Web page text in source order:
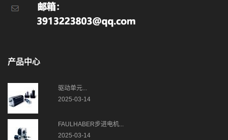
产品中心
驱动单元...
2025-03-14
FAULHABER步进电机...
2025-03-14